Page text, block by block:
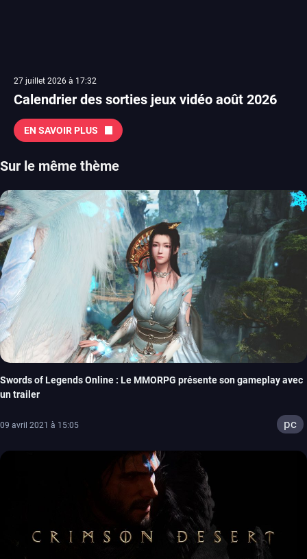
27 juillet 2026 à 17:32
Calendrier des sorties jeux vidéo août 2026
EN SAVOIR PLUS
Sur le même thème
Swords of Legends Online : Le MMORPG présente son gameplay avec
un trailer
09 avril 2021 à 15:05 pc